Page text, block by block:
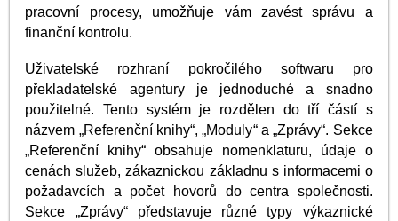
pracovní procesy, umožňuje vám zavést správu a
finanční kontrolu.
Uživatelské rozhraní pokročilého softwaru pro
překladatelské agentury je jednoduché a snadno
použitelné. Tento systém je rozdělen do tří částí s
názvem „Referenční knihy“, „Moduly“ a „Zprávy“. Sekce
„Referenční knihy“ obsahuje nomenklaturu, údaje o
cenách služeb, zákaznickou základnu s informacemi o
požadavcích a počet hovorů do centra společnosti.
Sekce „Zprávy“ představuje různé typy výkaznické